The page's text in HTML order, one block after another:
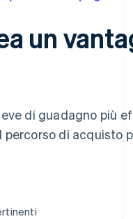
un
di guadagno più
di acquisto